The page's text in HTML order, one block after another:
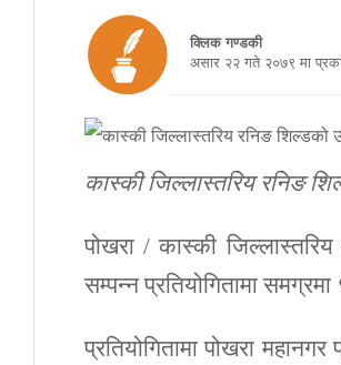
क्लिक गण्डकी
असार २२ गते २०७९ मा
कास्की जिल्लास्तरिय रनिङ
पोखरा / कास्की
सम्पन्न प्रतियोगितामा
प्रतियोगितामा पोखरा